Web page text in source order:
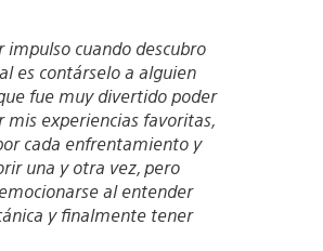
impulso cuando descubro
es contárselo a alguien
fue muy divertido poder
mis experiencias favoritas,
cada enfrentamiento y
una y otra vez, pero
al entender
y finalmente tener